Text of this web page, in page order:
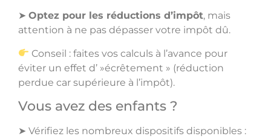
➤ Optez pour les réductions d’impôt, mais
attention à ne pas dépasser votre impôt dû.
Conseil : faites vos calculs à l’avance pour
éviter un effet d’ »écrêtement » (réduction
perdue car supérieure à l’impôt).
Vous avez des enfants ?
➤ Vérifiez les nombreux dispositifs disponibles :